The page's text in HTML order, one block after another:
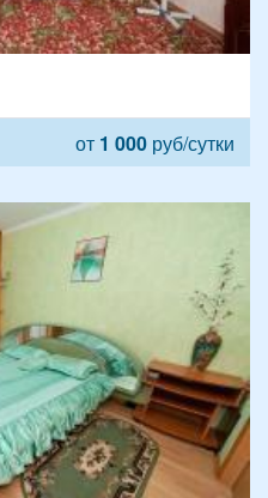
от 1 000 руб/сутки